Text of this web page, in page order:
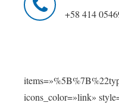
+58 414
icons_color=»link»